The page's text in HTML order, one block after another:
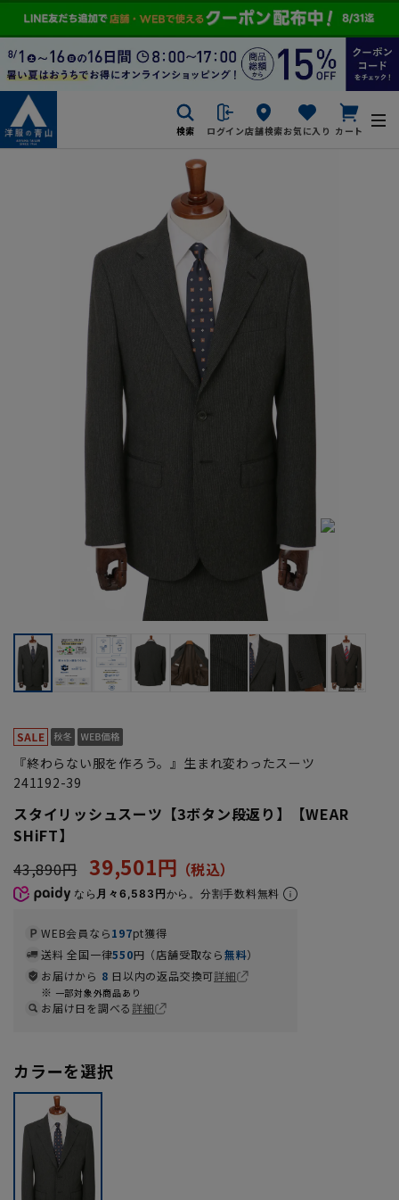
検索 ログイン店舗検索お気に入り カート
『終わらない服を作ろう。』生まれ変わったスーツ
241192-39
スタイリッシュスーツ【3ボタン段返り】【WEAR
SHiFT】
43,890円 39,501円
なら 月々6,583円から。分割手数料無料
WEB会員なら197pt獲得
送料 全国一律550円（店舗受取なら無料）
お届けから 8 日以内の返品交換可詳細
一部対象外商品あり
お届け日を調べる詳細
カラーを選択